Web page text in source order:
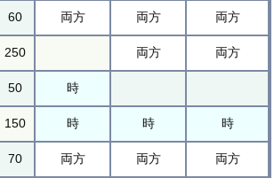
60 両方 両方 両方
250 両方 両方
50 時
150 時 時 時
70 両方 両方 両方